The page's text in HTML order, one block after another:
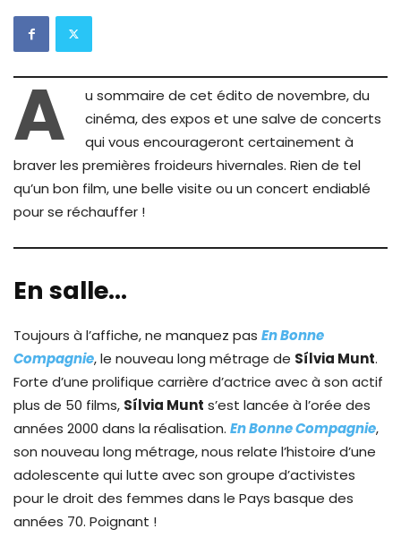
A
u sommaire de cet édito de novembre, du
cinéma, des expos et une salve de concerts
qui vous encourageront certainement à
braver les premières froideurs hivernales. Rien de tel
qu’un bon film, une belle visite ou un concert endiablé
pour se réchauffer !
En salle…
Toujours à l’affiche, ne manquez pas En Bonne
Compagnie, le nouveau long métrage de Sílvia Munt.
Forte d’une prolifique carrière d’actrice avec à son actif
plus de 50 films, Sílvia Munt s’est lancée à l’orée des
années 2000 dans la réalisation. En Bonne Compagnie,
son nouveau long métrage, nous relate l’histoire d’une
adolescente qui lutte avec son groupe d’activistes
pour le droit des femmes dans le Pays basque des
années 70. Poignant !